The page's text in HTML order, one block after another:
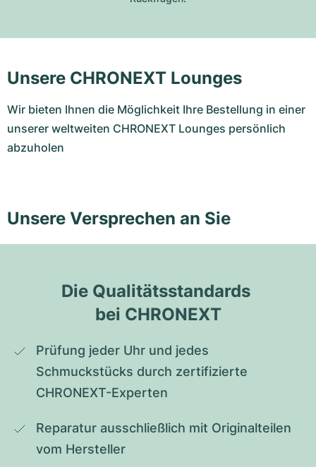
Unsere CHRONEXT Lounges
Wir bieten Ihnen die Möglichkeit Ihre Bestellung in einer
unserer weltweiten CHRONEXT Lounges persönlich
abzuholen
Unsere Versprechen an Sie
Die Qualitätsstandards
bei CHRONEXT
Prüfung jeder Uhr und jedes
Schmuckstücks durch zertifizierte
CHRONEXT-Experten
Reparatur ausschließlich mit Originalteilen
vom Hersteller